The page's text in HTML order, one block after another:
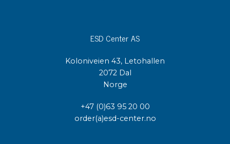
ESD Center AS
Koloniveien 43, Letohallen
2072 Dal
Norge
+47 (0)63 95 20 00
order(a)esd-center.no